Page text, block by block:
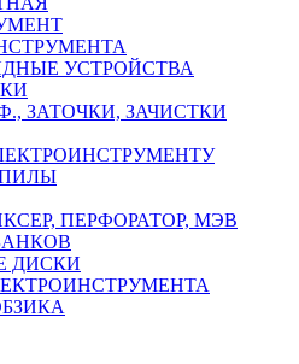
УСТРОЙСТВА
ЗАТОЧКИ, ЗАЧИСТКИ
ПЕРФОРАТОР, МЭВ
ДИСКИ